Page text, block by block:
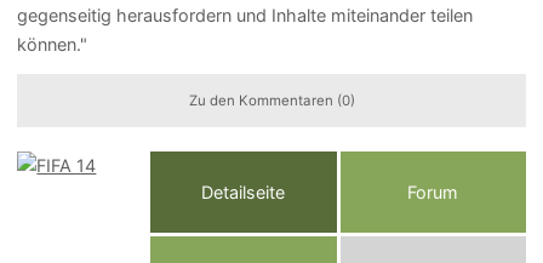
gegenseitig herausfordern und Inhalte miteinander teilen
können."
Zu den Kommentaren (0)
Detailseite Forum